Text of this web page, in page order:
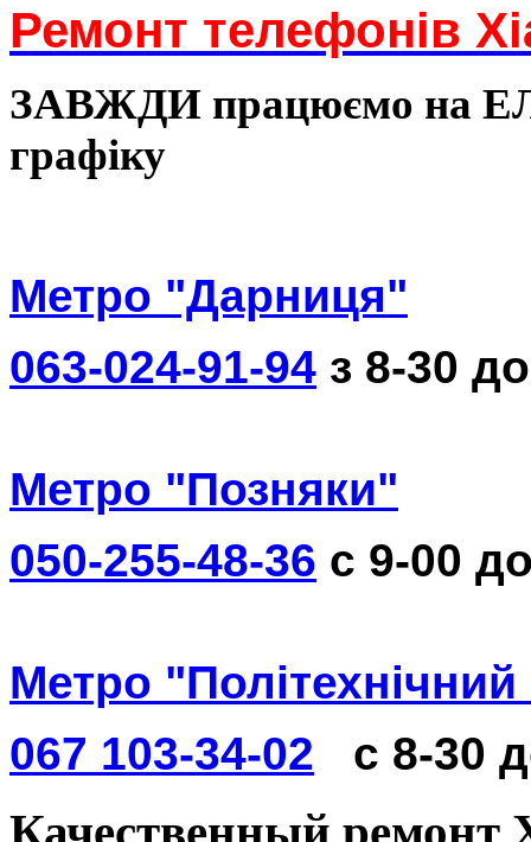
Ремонт телефонів
ЗАВЖДИ працюємо на
графіку
Метро "Дарниця"
063-024-91-94 з 8-30
Метро "Позняки"
050-255-48-36 с 9-00
Метро "Політехнічний
067 103-34-02
с 8-30